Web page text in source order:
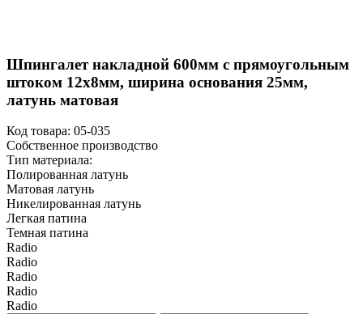
Шпингалет накладной 600мм с прямоугольным
штоком 12х8мм, ширина основания 25мм,
латунь матовая
Код товара: 05-035
Собственное производство
Тип материала:
Полированная латунь
Матовая латунь
Никелированная латунь
Легкая патина
Темная патина
Radio
Radio
Radio
Radio
Radio